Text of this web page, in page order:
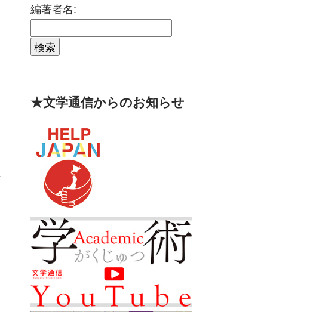
編著者名:
★文学通信からのお知らせ